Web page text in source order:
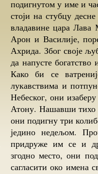
подигнутом у име и
стоји на стубцу
владавине цара Лава
Арон и Василије,
Ахрида. Због своје
да напусте
Како би се
лукавствима и
Небеског, они
Атону. Нашавши тихо
они подигну три
једино недељом.
придруже им се и
згодно место, они
сагласити око имена